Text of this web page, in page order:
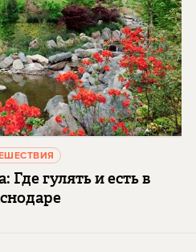
гулять и есть в